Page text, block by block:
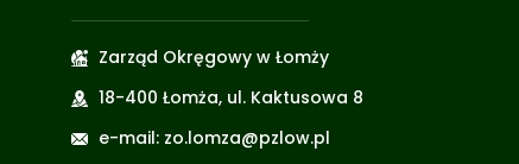
Zarząd Okręgowy w Łomży
18-400 Łomża, ul. Kaktusowa 8
e-mail: zo.lomza@pzlow.pl